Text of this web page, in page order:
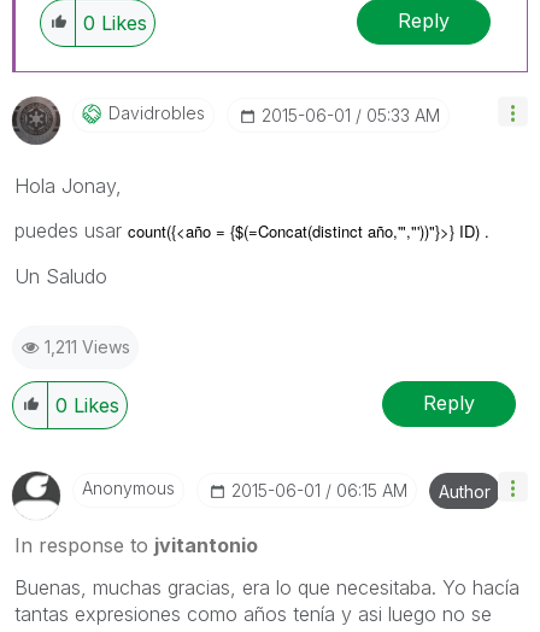
0 Likes Reply
Davidrobles ‎2015-06-01 05:33 AM
Hola Jonay,
puedes usar count({<año = {$(=Concat(distinct año,'","'))"}>} ID) .
Un Saludo
1,211 Views
0 Likes Reply
Anonymous ‎2015-06-01 06:15 AM Author
In response to jvitantonio
Buenas, muchas gracias, era lo que necesitaba. Yo hacía
tantas expresiones como años tenía y asi luego no se